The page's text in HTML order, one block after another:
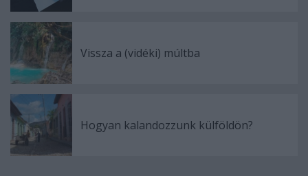
Vissza a (vidéki) múltba
Hogyan kalandozzunk külföldön?